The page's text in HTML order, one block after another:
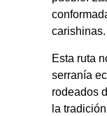
carishinas.
Esta ruta
serranía
rodeados
la